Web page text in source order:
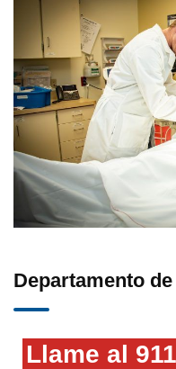
Cirugía General
Hospital/Paciente
Servicios de infusión
Salud conductual
Manejo
Servicios de
Departamento
Llame al